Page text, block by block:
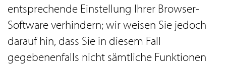
entsprechende Einstellung Ihrer Browser-
Software verhindern; wir weisen Sie jedoch
darauf hin, dass Sie in diesem Fall
gegebenenfalls nicht sämtliche Funktionen